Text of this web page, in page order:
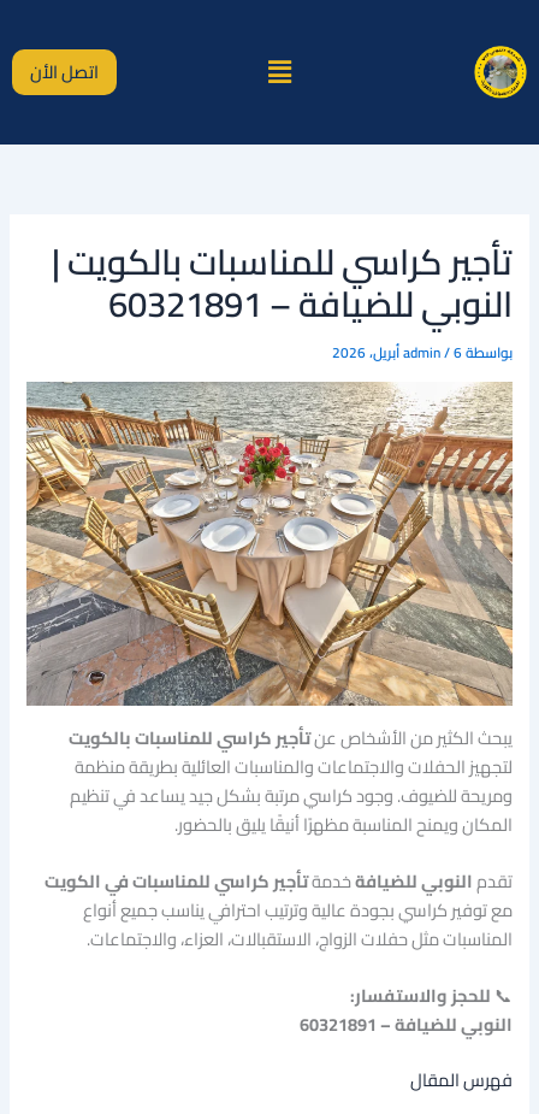
المحتوى
القائمة اتصل الأن
تأجير كراسي للمناسبات بالكويت |
النوبي للضيافة – 60321891
بواسطة admin/6 أبريل، 2026
يبحث الكثير من الأشخاص عنتأجير كراسي للمناسبات بالكويت
لتجهيز الحفلات والاجتماعات والمناسبات العائلية بطريقة منظمة
ومريحة للضيوف. وجود كراسي مرتبة بشكل جيد يساعد في تنظيم
المكان ويمنح المناسبة مظهرًا أنيقًا يليق بالحضور.
تقدمالنوبي للضيافةخدمةتأجير كراسي للمناسبات في الكويت
مع توفير كراسي بجودة عالية وترتيب احترافي يناسب جميع أنواع
المناسبات مثل حفلات الزواج، الاستقبالات، العزاء، والاجتماعات.
📞 للحجز والاستفسار:
النوبي للضيافة – 60321891
فهرس المقال